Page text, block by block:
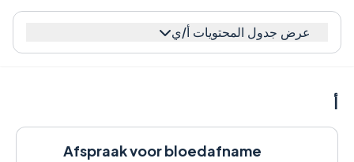
عرض جدول المحتويات أ/ي
أ
Afspraak voor bloedafname